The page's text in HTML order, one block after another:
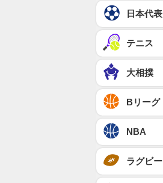
日本代表
テニス
大相撲
Bリーグ
NBA
ラグビー